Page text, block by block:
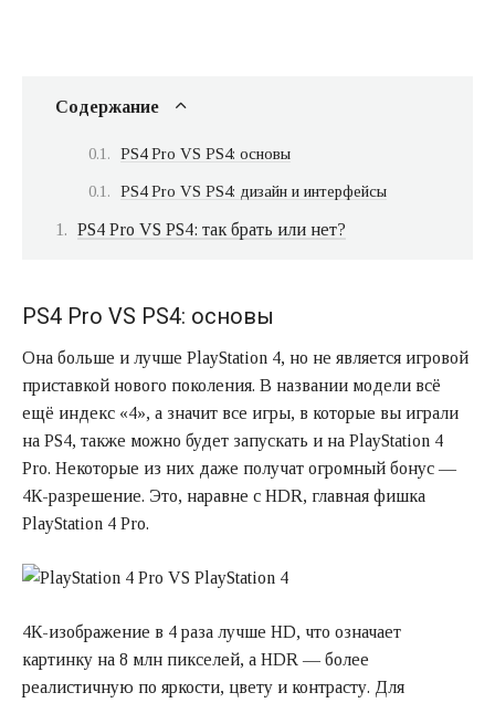
Содержание
PS4 Pro VS PS4: основы
PS4 Pro VS PS4: дизайн и интерфейсы
PS4 Pro VS PS4: так брать или нет?
PS4 Pro VS PS4: основы
Она больше и лучше PlayStation 4, но не является игровой
приставкой нового поколения. В названии модели всё
ещё индекс «4», а значит все игры, в которые вы играли
на PS4, также можно будет запускать и на PlayStation 4
Pro. Некоторые из них даже получат огромный бонус —
4К-разрешение. Это, наравне с HDR, главная фишка
PlayStation 4 Pro.
4К-изображение в 4 раза лучше HD, что означает
картинку на 8 млн пикселей, а HDR — более
реалистичную по яркости, цвету и контрасту. Для